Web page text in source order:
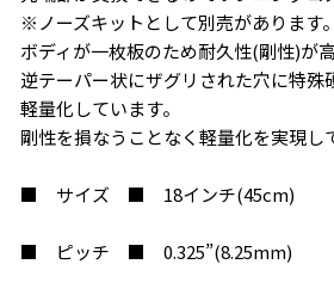
※ノーズキットとして別売があります。
ボディが一枚板のため耐久性(剛性)が
逆テーパー状にザグリされた穴に特殊
軽量化しています。
剛性を損なうことなく軽量化を実現し
■ サイズ ■ 18インチ(45cm)
■ ピッチ ■ 0.325”(8.25mm)